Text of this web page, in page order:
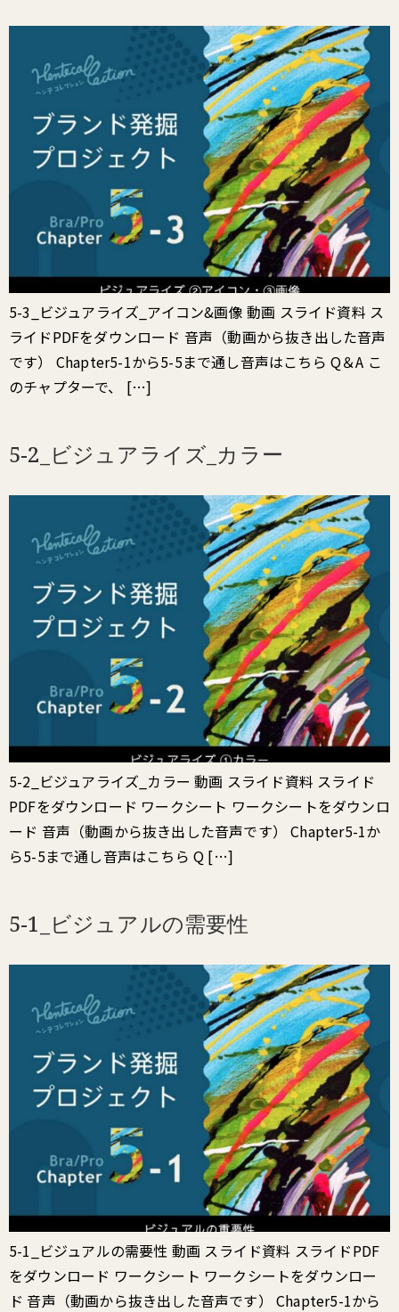
5-3_ビジュアライズ_アイコン&画像 動画 スライド資料 ス
ライドPDFをダウンロード 音声（動画から抜き出した音声
です） Chapter5-1から5-5まで通し音声はこちら Q＆A こ
のチャプターで、 […]
5-2_ビジュアライズ_カラー
5-2_ビジュアライズ_カラー 動画 スライド資料 スライド
PDFをダウンロード ワークシート ワークシートをダウンロ
ード 音声（動画から抜き出した音声です） Chapter5-1か
ら5-5まで通し音声はこちら Q […]
5-1_ビジュアルの需要性
5-1_ビジュアルの需要性 動画 スライド資料 スライドPDF
をダウンロード ワークシート ワークシートをダウンロー
ド 音声（動画から抜き出した音声です） Chapter5-1から